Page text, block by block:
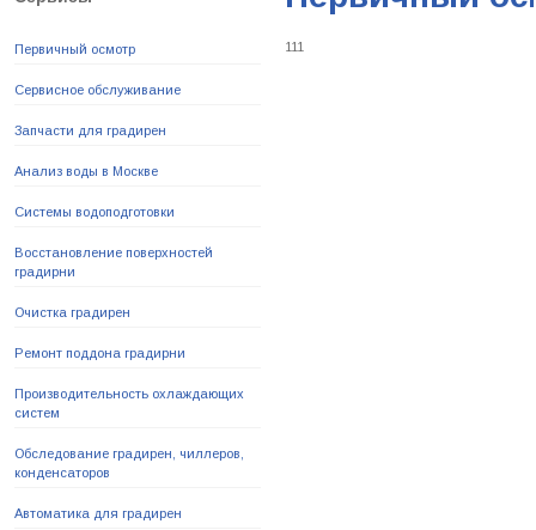
Первичный осмотр
Сервисное обслуживание
Запчасти для градирен
Анализ воды в Москве
Системы водоподготовки
Восстановление поверхностей
градирни
Очистка градирен
Ремонт поддона градирни
Производительность охлаждающих
систем
Обследование градирен, чиллеров,
конденсаторов
Автоматика для градирен
111